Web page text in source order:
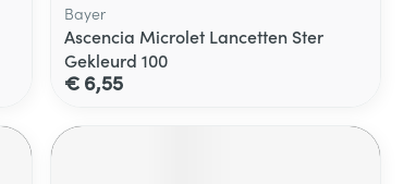
Bayer
Ascencia Microlet Lancetten Ster
Gekleurd 100
€ 6,55